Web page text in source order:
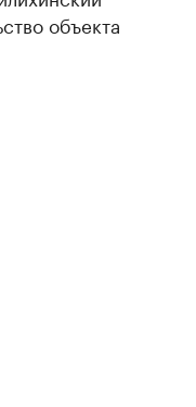
объекта